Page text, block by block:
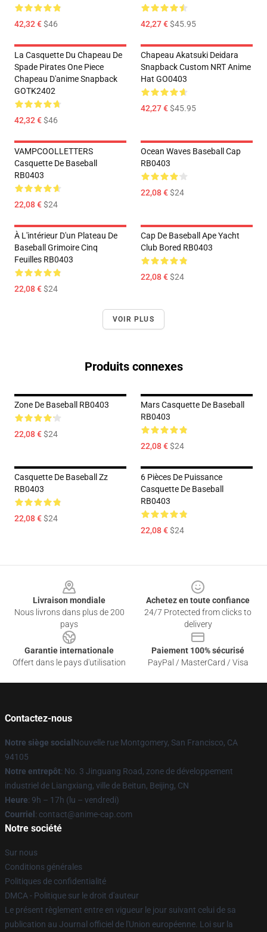
42,32 €$46 42,27 €$45.95
La Casquette Du Chapeau De
Spade Pirates One Piece
Chapeau D'anime Snapback
GOTK2402
42,32 €$46
Chapeau Akatsuki Deidara
Snapback Custom NRT Anime
Hat GO0403
42,27 €$45.95
VAMPCOOLLETTERS
Casquette De Baseball
RB0403
22,08 €$24
Ocean Waves Baseball Cap
RB0403
22,08 €$24
À L'intérieur D'un Plateau De
Baseball Grimoire Cinq
Feuilles RB0403
22,08 €$24
Cap De Baseball Ape Yacht
Club Bored RB0403
22,08 €$24
VOIR PLUS
Produits connexes
Zone De Baseball RB0403
22,08 €$24
Mars Casquette De Baseball
RB0403
22,08 €$24
Casquette De Baseball Zz
RB0403
22,08 €$24
6 Pièces De Puissance
Casquette De Baseball
RB0403
22,08 €$24
Livraison mondiale
Nous livrons dans plus de 200
pays
Achetez en toute confiance
24/7 Protected from clicks to
delivery
Garantie internationale
Offert dans le pays d'utilisation
Paiement 100% sécurisé
PayPal / MasterCard / Visa
Contactez-nous
Notre siège social Nouvelle rue Montgomery, San Francisco, CA
94105
Notre entrepôt: No. 3 Jinguang Road, zone de développement
industriel de Liangxiang, ville de Beitun, Beijing, CN
Heure: 9h – 17h (lu – vendredi)
Courriel : contact@anime-cap.com
Notre société
Sur nous
Conditions générales
Politiques de confidentialité
DMCA - Politique sur le droit d'auteur
Le présent règlement entre en vigueur le jour suivant celui de sa
publication au Journal officiel de l'Union européenne. Loi sur la